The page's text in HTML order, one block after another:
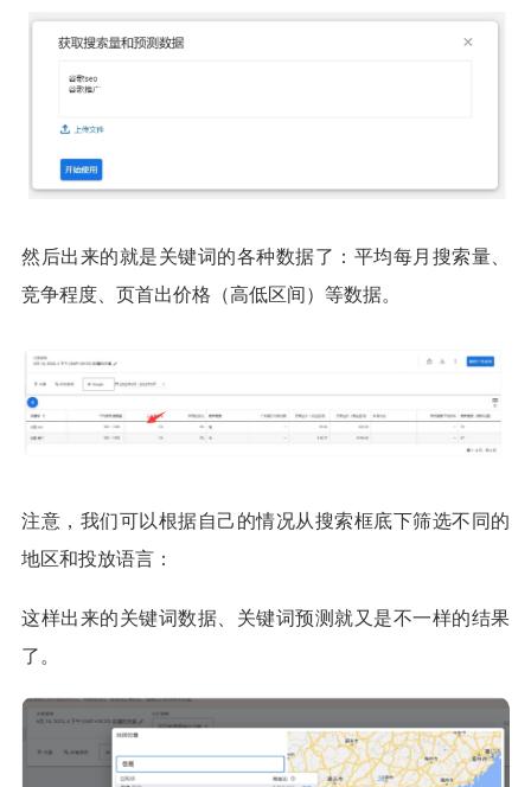
然后出来的就是关键词的各种数据了：平均每月搜索量、
竞争程度、页首出价格（高低区间）等数据。
注意，我们可以根据自己的情况从搜索框底下筛选不同的
地区和投放语言：
这样出来的关键词数据、关键词预测就又是不一样的结果
了。